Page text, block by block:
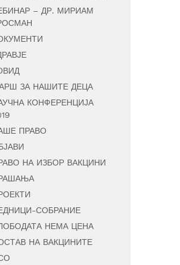
– ДР. МИРИАМ
ЗА НАШИТЕ ДЕЦА
КОНФЕРЕНЦИЈА
ПРАВО
НА ИЗБОР ВАКЦИНИ
СОБРАНИЕ
НЕМА ЦЕНА
НА ВАКЦИНИТЕ